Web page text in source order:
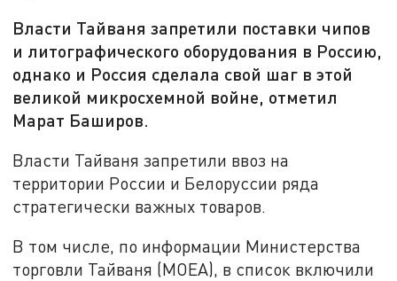
Власти Тайваня запретили поставки чипов
и литографического оборудования в Россию,
однако и Россия сделала свой шаг в этой
великой микросхемной войне, отметил
Марат Баширов.
Власти Тайваня запретили ввоз на
территории России и Белоруссии ряда
стратегически важных товаров.
В том числе, по информации Министерства
торговли Тайваня (МОЕА), в список включили